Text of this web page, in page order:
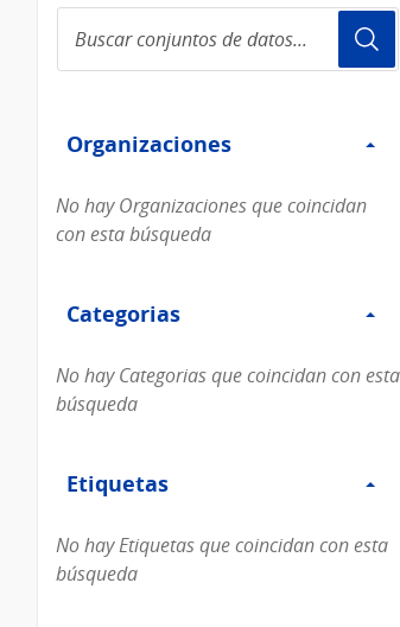
conjuntos
de
Organizaciones
Organizaciones
No hay Organizaciones que coincidan
con esta búsqueda
Categorias
Categorias
No hay Categorias que coincidan con esta
búsqueda
Etiquetas
Etiquetas
No hay Etiquetas que coincidan con esta
búsqueda